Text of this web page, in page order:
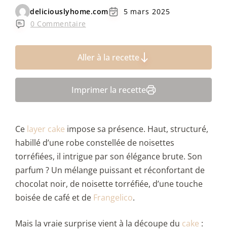
deliciouslyhome.com
5 mars 2025
0 Commentaire
Aller à la recette
Imprimer la recette
Ce layer cake impose sa présence. Haut, structuré,
habillé d’une robe constellée de noisettes
torréfiées, il intrigue par son élégance brute. Son
parfum ? Un mélange puissant et réconfortant de
chocolat noir, de noisette torréfiée, d’une touche
boisée de café et de Frangelico.
Mais la vraie surprise vient à la découpe du cake :